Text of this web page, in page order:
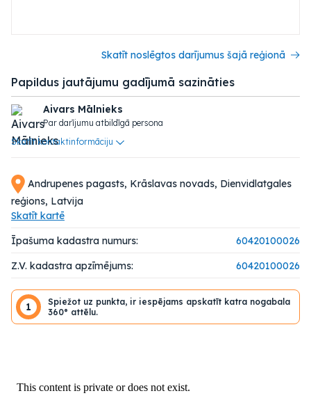
Andrupenes pagasts, Krāslavas novads, Dienvidlatgales
reģions, Latvija
Skatīt kartē
Īpašuma kadastra numurs:
60420100026
Z.V. kadastra apzīmējums:
60420100026
1
Spiežot uz punkta, ir iespējams apskatīt katra nogabala
360° attēlu.
Skatīt noslēgtos darījumus šajā reģionā
Papildus jautājumu gadījumā sazināties
Aivars Mālnieks
Par darījumu atbildīgā persona
Skatīt kontaktinformāciju